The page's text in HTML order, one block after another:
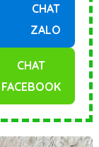
CHAT
ZALO
CHAT
FACEBOOK